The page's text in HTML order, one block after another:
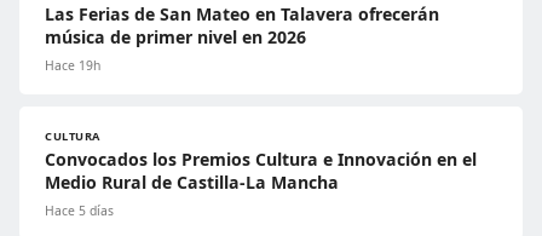
Las Ferias de San Mateo en Talavera ofrecerán
música de primer nivel en 2026
Hace 19h
CULTURA
Convocados los Premios Cultura e Innovación en el
Medio Rural de Castilla-La Mancha
Hace 5 días